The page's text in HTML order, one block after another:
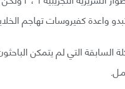
واعدة كفيروسات تهاجم
التي لم يتمكن